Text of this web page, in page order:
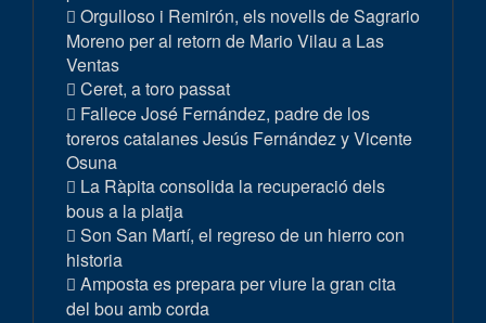
Orgulloso i Remirón, els novells de Sagrario
Moreno per al retorn de Mario Vilau a Las
Ventas
Ceret, a toro passat
Fallece José Fernández, padre de los
toreros catalanes Jesús Fernández y Vicente
Osuna
La Ràpita consolida la recuperació dels
bous a la platja
Son San Martí, el regreso de un hierro con
historia
Amposta es prepara per viure la gran cita
del bou amb corda